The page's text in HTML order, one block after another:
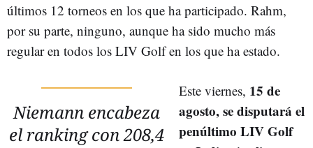
últimos 12 torneos en los que ha participado. Rahm,
por su parte, ninguno, aunque ha sido mucho más
regular en todos los LIV Golf en los que ha estado.
Niemann encabeza
el ranking con 208,4
Este viernes, 15 de
agosto, se disputará el
penúltimo LIV Golf